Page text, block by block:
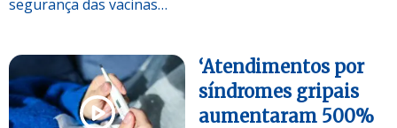
segurança das vacinas…
‘Atendimentos por
síndromes gripais
aumentaram 500%